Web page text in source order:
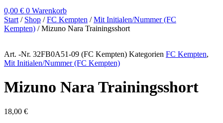
0,00 € 0 Warenkorb
Start / Shop /FC Kempten /Mit Initialen/Nummer (FC
Kempten) / Mizuno Nara Trainingsshort
Art. -Nr. 32FB0A51-09 (FC Kempten) Kategorien FC Kempten,
Mit Initialen/Nummer (FC Kempten)
Mizuno Nara Trainingsshort
18,00 €